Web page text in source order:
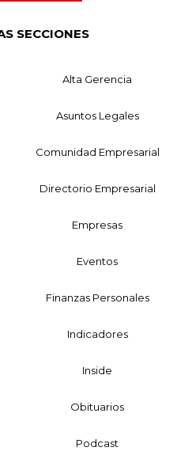
SECCIONES
Alta Gerencia
Asuntos Legales
Comunidad Empresarial
Directorio Empresarial
Empresas
Eventos
Finanzas Personales
Indicadores
Inside
Obituarios
Podcast